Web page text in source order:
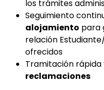
los trámites
Seguimiento
alojamiento para
relación
ofrecidos
Tramitación rápida
reclamaciones